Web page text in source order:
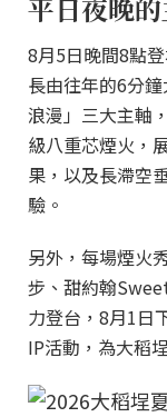
平日夜晚
8月5日晚間8點
長由往年的6分
浪漫」三大主軸
級八重芯煙火，
果，以及長滯空
驗。
另外，每場煙火
步、甜約翰
力登台，8月1日
IP活動，為大稻